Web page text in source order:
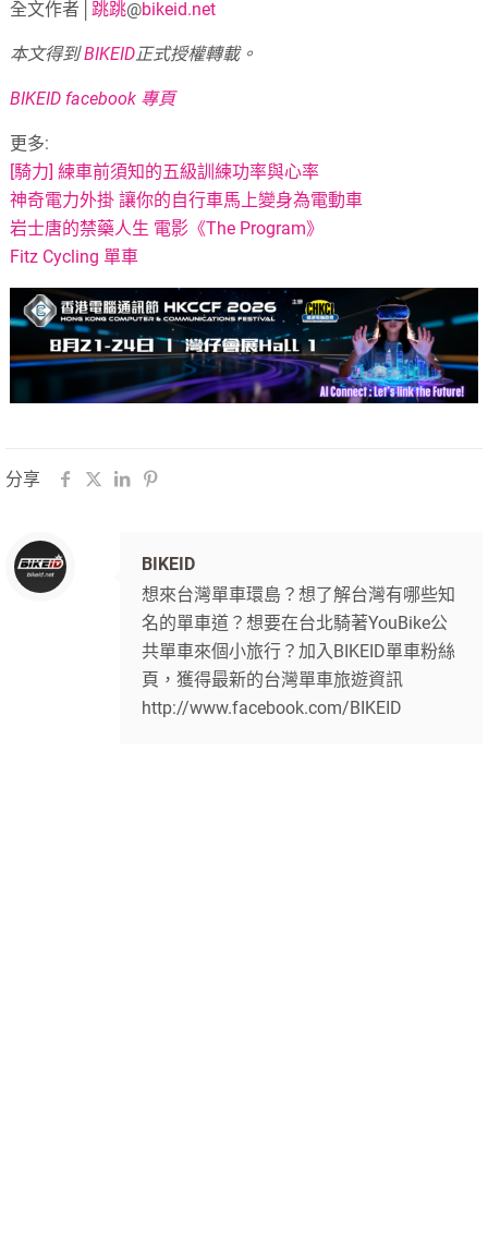
全文作者│跳跳@bikeid.net
本文得到BIKEID正式授權轉載。
BIKEID facebook 專頁
更多:
[騎力] 練車前須知的五級訓練功率與心率
神奇電力外掛 讓你的自行車馬上變身為電動車
岩士唐的禁藥人生 電影《The Program》
Fitz Cycling 單車
分享
BIKEID
想來台灣單車環島？想了解台灣有哪些知
名的單車道？想要在台北騎著YouBike公
共單車來個小旅行？加入BIKEID單車粉絲
頁，獲得最新的台灣單車旅遊資訊
http://www.facebook.com/BIKEID